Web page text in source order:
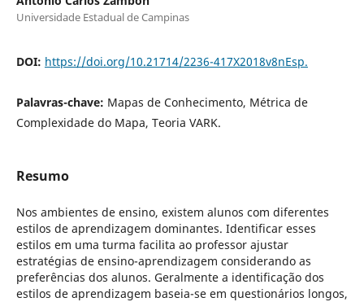
Universidade Estadual de Campinas
DOI: https://doi.org/10.21714/2236-417X2018v8nEsp.
Palavras-chave: Mapas de Conhecimento, Métrica de
Complexidade do Mapa, Teoria VARK.
Resumo
Nos ambientes de ensino, existem alunos com diferentes
estilos de aprendizagem dominantes. Identificar esses
estilos em uma turma facilita ao professor ajustar
estratégias de ensino-aprendizagem considerando as
preferências dos alunos. Geralmente a identificação dos
estilos de aprendizagem baseia-se em questionários longos,